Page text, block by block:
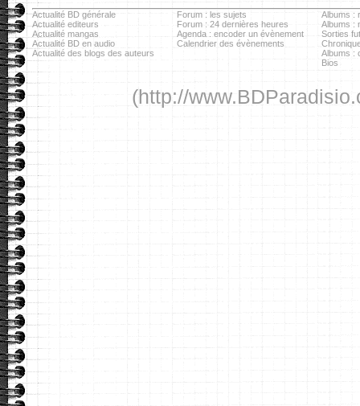
Actualité BD générale
Actualité editeurs
Actualité mangas
Actualité BD en audio
Actualité des blogs des auteurs
Forum : les sujets
Forum : 24 dernières heures
Agenda : encoder un évènement
Calendrier des évènements
Albums :
Albums :
Sorties
Albums :
Bios
(http://